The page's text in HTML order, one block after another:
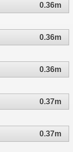
0.36m
0.36m
0.36m
0.37m
0.37m